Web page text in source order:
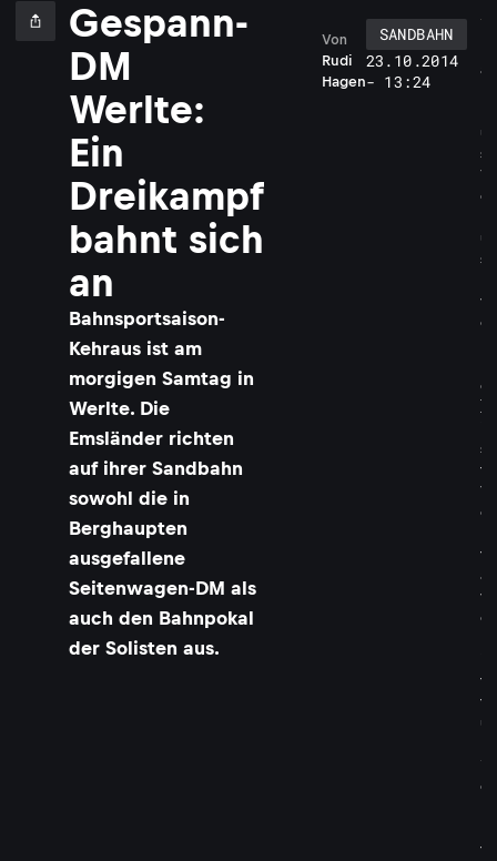
Gespann-
DM
Werlte:
Ein
Dreikampf
bahnt sich
an
Bahnsportsaison-
Kehraus ist am
morgigen Samtag in
Werlte. Die
Emsländer richten
auf ihrer Sandbahn
sowohl die in
Berghaupten
ausgefallene
Seitenwagen-DM als
auch den Bahnpokal
der Solisten aus.
Rudi
Hagen
Von
SANDBAHN
23.10.2014
- 13:24
a
u
s
V
e
u
s
v
o
e
s
t
T
o
f
a
v
o
t
f
ü
W
e
t